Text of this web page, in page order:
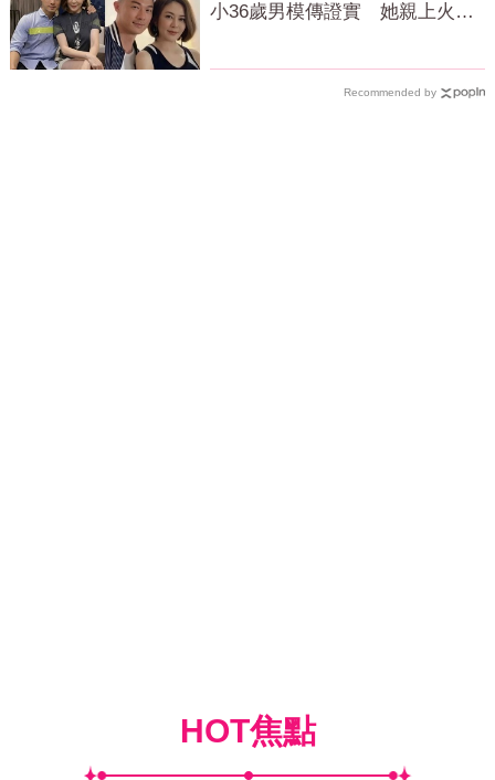
小36歲男模傳證實 她親上火線
Recommended by
HOT焦點